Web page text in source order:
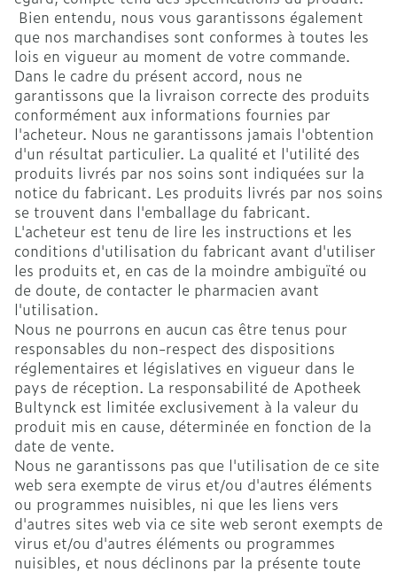
Bien entendu, nous vous garantissons également
que nos marchandises sont conformes à toutes les
lois en vigueur au moment de votre commande.
Dans le cadre du présent accord, nous ne
garantissons que la livraison correcte des produits
conformément aux informations fournies par
l'acheteur. Nous ne garantissons jamais l'obtention
d'un résultat particulier. La qualité et l'utilité des
produits livrés par nos soins sont indiquées sur la
notice du fabricant. Les produits livrés par nos soins
se trouvent dans l'emballage du fabricant.
L'acheteur est tenu de lire les instructions et les
conditions d'utilisation du fabricant avant d'utiliser
les produits et, en cas de la moindre ambiguïté ou
de doute, de contacter le pharmacien avant
l'utilisation.
Nous ne pourrons en aucun cas être tenus pour
responsables du non-respect des dispositions
réglementaires et législatives en vigueur dans le
pays de réception. La responsabilité de Apotheek
Bultynck est limitée exclusivement à la valeur du
produit mis en cause, déterminée en fonction de la
date de vente.
Nous ne garantissons pas que l'utilisation de ce site
web sera exempte de virus et/ou d'autres éléments
ou programmes nuisibles, ni que les liens vers
d'autres sites web via ce site web seront exempts de
virus et/ou d'autres éléments ou programmes
nuisibles, et nous déclinons par la présente toute